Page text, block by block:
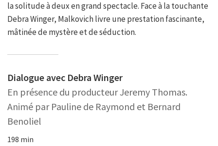
la solitude à deux en grand spectacle. Face à la touchante
Debra Winger, Malkovich livre une prestation fascinante,
mâtinée de mystère et de séduction.
Dialogue avec Debra Winger
En présence du producteur Jeremy Thomas.
Animé par Pauline de Raymond et Bernard
Benoliel
198 min